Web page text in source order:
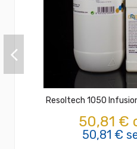
Resoltech 1050
50,81 €
50,81 €